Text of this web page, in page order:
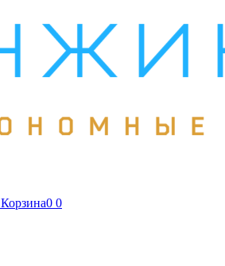
Корзина0 0